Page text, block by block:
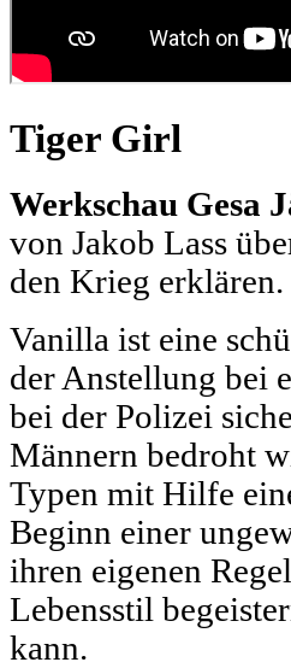
Tiger Girl
Werkschau Gesa
von Jakob Lass
den Krieg erklären.
Vanilla ist eine
der Anstellung bei
bei der Polizei
Männern bedroht
Typen mit Hilfe
Beginn einer
ihren eigenen
Lebensstil
kann.